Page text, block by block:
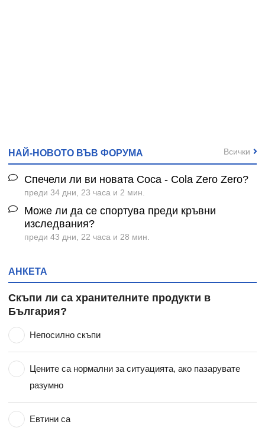
НАЙ-НОВОТО ВЪВ ФОРУМА
Спечели ли ви новата Coca - Cola Zero Zero?
преди 34 дни, 23 часа и 2 мин.
Може ли да се спортува преди кръвни
изследвания?
преди 43 дни, 22 часа и 28 мин.
Всички
АНКЕТА
Скъпи ли са хранителните продукти в
България?
Непосилно скъпи
Цените са нормални за ситуацията, ако пазарувате
разумно
Евтини са